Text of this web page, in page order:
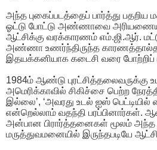
அந்த புகைப்படத்தைப் பார்த்து பதறிய
ஓட்டு போட்டு அண்ணாவை
ஆட்சிக்கு வரக்காரணம் எம்.ஜி.ஆர்.
அண்ணா உணர்ந்திருந்த
இதயக்கனியாக கடைசி வரை போற்றிப்
1984ம் ஆண்டு புரட்சித்தலைவருக்கு
அமெரிக்காவில் சிகிச்சை பெற்ற
இல்லை’, ‘அவரது உடல் ஐஸ் பெட்டியில்
என்றெல்லாம் வதந்தி பரப்பினார்கள்.
அன்பான பிரார்த்தனைகள் மூலம்
மருத்துவமனையில் இருந்தபடியே